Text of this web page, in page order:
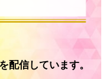
配信しています。